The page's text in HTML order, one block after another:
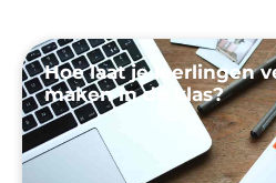
Hoe laat je leerlingen
maken in de klas?